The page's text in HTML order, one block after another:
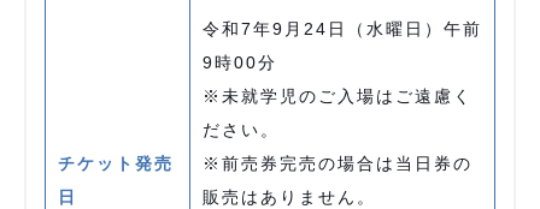
チケット発売
日
令和7年9月24日（水曜日）午前
9時00分
※未就学児のご入場はご遠慮く
ださい。
※前売券完売の場合は当日券の
販売はありません。